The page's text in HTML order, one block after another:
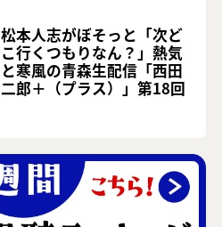
松本人志がぼそっと「次ど
こ行くつもりなん？」熱気
と寒風の青森生配信「西田
二郎＋（プラス）」第18回